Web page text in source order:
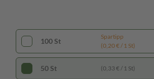
100 St
Spartipp
(0,20 € / 1 St)
50 St (0,33 € / 1 St)